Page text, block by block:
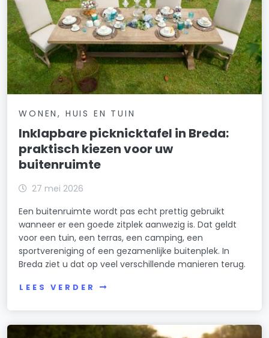
WONEN, HUIS EN TUIN
Inklapbare picknicktafel in Breda:
praktisch kiezen voor uw
buitenruimte
27 mei 2026
Een buitenruimte wordt pas echt prettig gebruikt
wanneer er een goede zitplek aanwezig is. Dat geldt
voor een tuin, een terras, een camping, een
sportvereniging of een gezamenlijke buitenplek. In
Breda ziet u dat op veel verschillende manieren terug.
LEES VERDER